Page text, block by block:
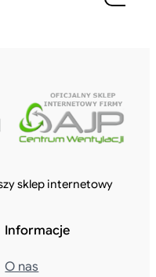
sklep internetowy
Informacje
O nas